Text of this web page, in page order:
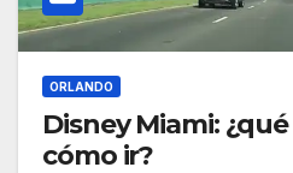
ORLANDO
Disney Miami:
cómo ir?